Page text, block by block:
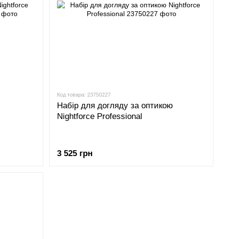
Код товара: 23750227
Набір для догляду за оптикою
Nightforce Professional
3 525 грн